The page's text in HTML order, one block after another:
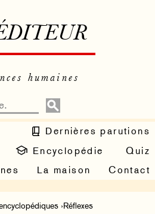
humaines
Dernières parutions
Encyclopédie
Quiz
La maison Contact
›Réflexes